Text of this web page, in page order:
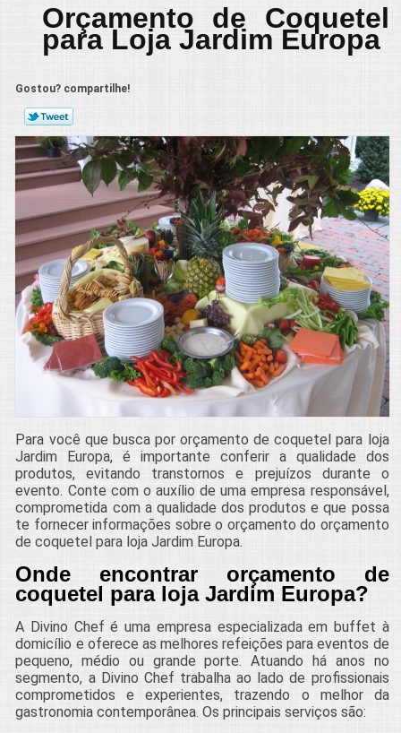
Orçamento de Coquetel
para Loja Jardim Europa
Gostou? compartilhe!
Para você que busca por orçamento de coquetel para loja
Jardim Europa, é importante conferir a qualidade dos
produtos, evitando transtornos e prejuízos durante o
evento. Conte com o auxílio de uma empresa responsável,
comprometida com a qualidade dos produtos e que possa
te fornecer informações sobre o orçamento do orçamento
de coquetel para loja Jardim Europa.
Onde encontrar orçamento de
coquetel para loja Jardim Europa?
A Divino Chef é uma empresa especializada em buffet à
domicílio e oferece as melhores refeições para eventos de
pequeno, médio ou grande porte. Atuando há anos no
segmento, a Divino Chef trabalha ao lado de profissionais
comprometidos e experientes, trazendo o melhor da
gastronomia contemporânea. Os principais serviços são: